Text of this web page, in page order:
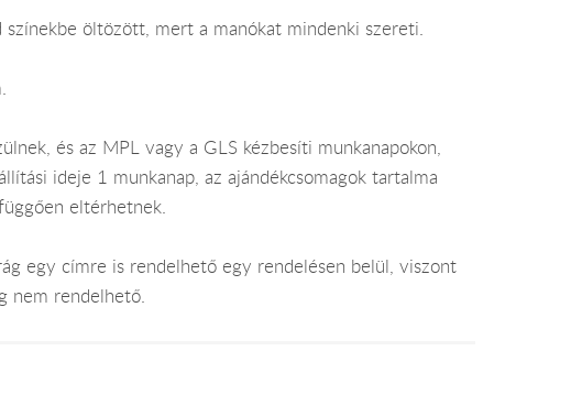
színekbe öltözött, mert a manókat mindenki szereti.
és az MPL vagy a GLS kézbesíti munkanapokon,
ideje 1 munkanap, az ajándékcsomagok tartalma
eltérhetnek.
egy címre is rendelhető egy rendelésen belül, viszont
nem rendelhető.